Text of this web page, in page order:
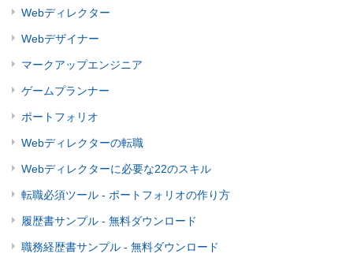
Webディレクター
Webデザイナー
マークアップエンジニア
ゲームプランナー
ポートフォリオ
Webディレクターの転職
Webディレクターに必要な22のスキル
転職必須ツール - ポートフォリオの作り方
履歴書サンプル - 無料ダウンロード
職務経歴書サンプル - 無料ダウンロード